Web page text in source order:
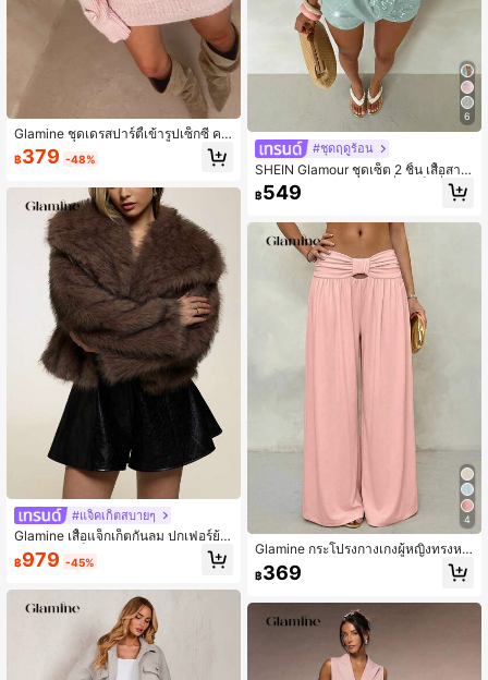
Glamine ชุดเดรสปาร์ตี้เข้ารูปเซ็กซี่ คอ
ปกถักโครเชต์ลายดอกไม้ แขนยาวสีชม
พูหรูหราสำหรับผู้หญิง
฿379 -48%
#แจ็คเก็ตสบายๆ
Glamine เสื้อแจ็กเก็ตกันลม ปกเฟอร์ย้อ
มสี ผู้หญิง, เป็นทางการสำหรับใส่ในชีวิ
ตประจำวัน
฿979 -45%
6
#ชุดฤดูร้อน
SHEIN Glamour ชุดเซ็ต 2 ชิ้น เสื้อสาย
คล้องคอเปิดหลังประดับเลื่อมเซ็กซี่และ
กางเกงขาสั้นสำหรับผู้หญิง สำหรับไปเที่
฿549
4
Glamine กระโปรงกางเกงผู้หญิงทรงหล
วมยาวเอวรูดสไตล์หรูหรา สีครีมเหลือง
เหมาะสำหรับเที่ยวชายหาดทรายขาว เ
฿369